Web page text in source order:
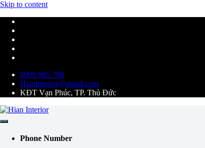
Skip to content
0909 965 798
Hianinterior@gmail.com
KĐT Vạn Phúc, TP. Thủ Đức
Hian Interior
Phone Number